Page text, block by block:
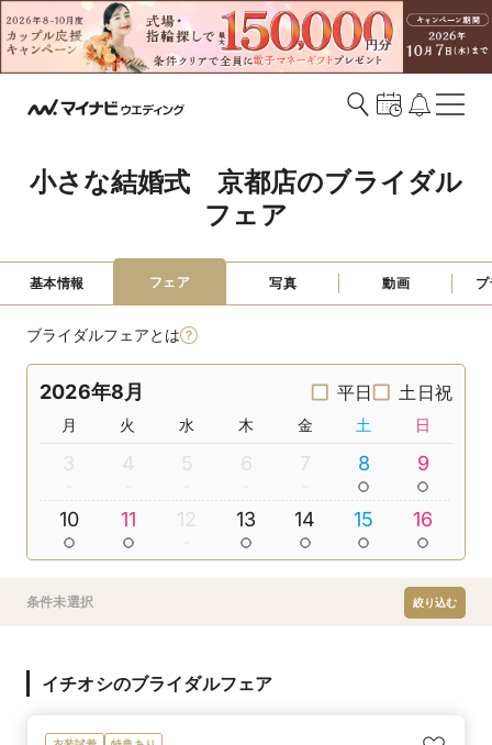
小さな結婚式　京都店のブライダル
フェア
基本情報 フェア 写真 動画
ブライダルフェアとは
2026年8月 平日 土日祝
月 火 水 木 金 土 日
3 4 5 6 7 8 9
10 11 12 13 14 15 16
条件未選択 絞り込む
イチオシのブライダルフェア